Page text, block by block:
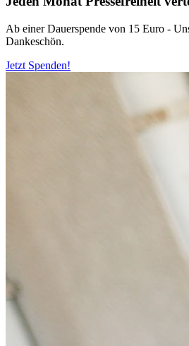
Ab einer Dauerspende von 15 Euro -
Dankeschön.
Jetzt Spenden!